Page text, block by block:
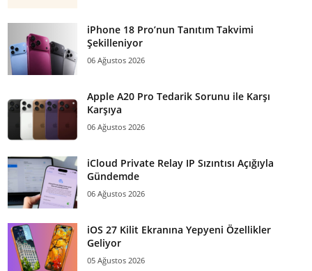
iPhone 18 Pro’nun Tanıtım Takvimi
Şekilleniyor
06 Ağustos 2026
Apple A20 Pro Tedarik Sorunu ile Karşı
Karşıya
06 Ağustos 2026
iCloud Private Relay IP Sızıntısı Açığıyla
Gündemde
06 Ağustos 2026
iOS 27 Kilit Ekranına Yepyeni Özellikler
Geliyor
05 Ağustos 2026